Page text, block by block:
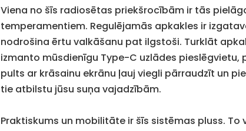
Viena no šīs radiosētas priekšrocībām ir tās
temperamentiem. Regulējamās apkakles ir
nodrošina ērtu valkāšanu pat ilgstoši. Turklāt
izmanto mūsdienīgu Type-C uzlādes
pults ar krāsainu ekrānu ļauj viegli pārraudzīt un
tie atbilstu jūsu suņa vajadzībām.
Praktiskums un mobilitāte ir šīs sistēmas pluss.